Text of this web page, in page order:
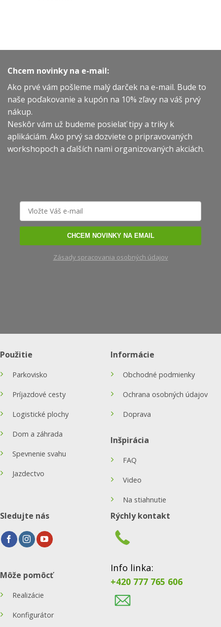
Chcem novinky na e-mail:
Ako prvé vám pošleme malý darček na e-mail. Bude to
naše poďakovanie a kupón na 10% zľavy na váš prvý
nákup.
Neskôr vám už budeme posielať tipy a triky k
aplikáciám. Ako prvý sa dozviete o pripravovaných
workshopoch a ďalších nami organizovaných akciách.
CHCEM NOVINKY NA EMAIL
Zásady spracovania osobných údajov
Použitie
Parkovisko
Príjazdové cesty
Logistické plochy
Dom a záhrada
Spevnenie svahu
Jazdectvo
Informácie
Obchodné podmienky
Ochrana osobných údajov
Doprava
Inšpirácia
FAQ
Video
Na stiahnutie
Sledujte nás
Môže pomôcť
Realizácie
Konfigurátor
Rýchly kontakt
Info linka:
+420 777 765 606